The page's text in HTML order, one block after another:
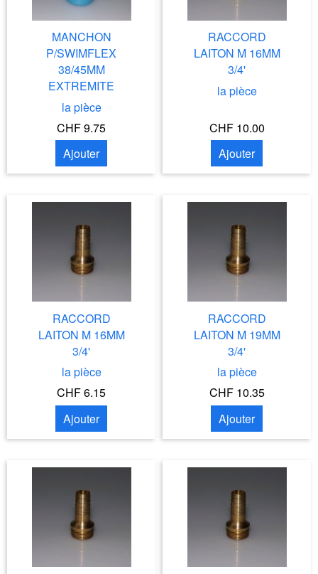
MANCHON
P/SWIMFLEX
38/45MM
EXTREMITE
la pièce
CHF 9.75
Ajouter
RACCORD
LAITON M 16MM
3/4'
la pièce
CHF 10.00
Ajouter
RACCORD
LAITON M 16MM
3/4'
la pièce
CHF 6.15
Ajouter
RACCORD
LAITON M 19MM
3/4'
la pièce
CHF 10.35
Ajouter